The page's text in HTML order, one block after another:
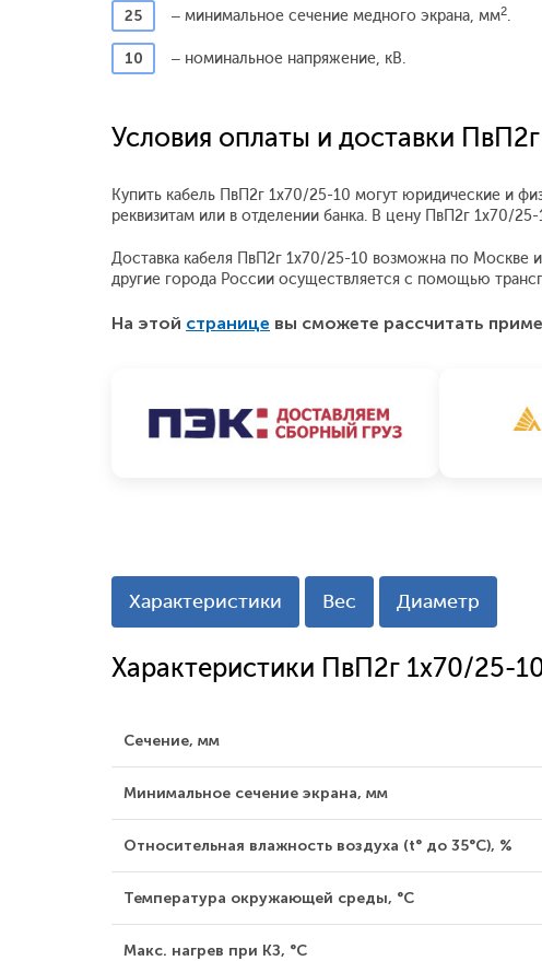
25 – минимальное сечение медного экрана, мм2.
10 – номинальное напряжение, кВ.
Условия оплаты и доставки
Купить кабель ПвП2г 1x70/25-10 могут юридические и
реквизитам или в отделении банка. В цену ПвП2г 1x70/
Доставка кабеля ПвП2г 1x70/25-10 возможна по Москве
другие города России осуществляется с помощью
На этой странице вы сможете рассчитать
Характеристики Вес Диаметр
Характеристики ПвП2г 1x70/25-
Сечение, мм
Минимальное сечение экрана, мм
Относительная влажность воздуха (t° до 35°С), %
Температура окружающей среды, °С
Макс. нагрев при КЗ, °С